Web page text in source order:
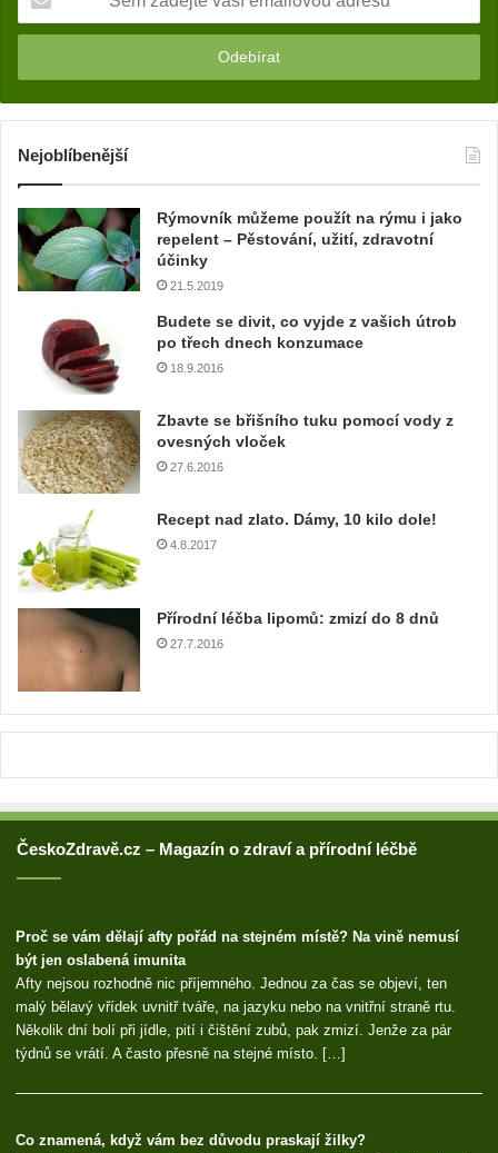
m
a
d
j
v
a
š
í
l
o
v
o
d
r
Nejoblíbenější
Rýmovník můžeme použít na rýmu i jako
repelent – Pěstování, užití, zdravotní
účinky
21.5.2019
Budete se divit, co vyjde z vašich útrob
po třech dnech konzumace
18.9.2016
Zbavte se břišního tuku pomocí vody z
ovesných vloček
27.6.2016
Recept nad zlato. Dámy, 10 kilo dole!
4.8.2017
Přírodní léčba lipomů: zmizí do 8 dnů
27.7.2016
ČeskoZdravě.cz – Magazín o zdraví a přírodní léčbě
Proč se vám dělají afty pořád na stejném místě? Na vině nemusí
být jen oslabená imunita
Afty nejsou rozhodně nic příjemného. Jednou za čas se objeví, ten
malý bělavý vřídek uvnitř tváře, na jazyku nebo na vnitřní straně rtu.
Několik dní bolí při jídle, pití i čištění zubů, pak zmizí. Jenže za pár
týdnů se vrátí. A často přesně na stejné místo. […]
Co znamená, když vám bez důvodu praskají žilky?